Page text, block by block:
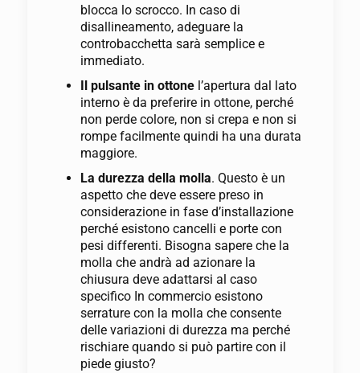
blocca lo scrocco. In caso di
disallineamento, adeguare la
controbacchetta sarà semplice e
immediato.
Il pulsante in ottonel’apertura dal lato
interno è da preferire in ottone, perché
non perde colore, non si crepa e non si
rompe facilmente quindi ha una durata
maggiore.
La durezza della molla. Questo è un
aspetto che deve essere preso in
considerazione in fase d’installazione
perché esistono cancelli e porte con
pesi differenti. Bisogna sapere che la
molla che andrà ad azionare la
chiusura deve adattarsi al caso
specifico In commercio esistono
serrature con la molla che consente
delle variazioni di durezza ma perché
rischiare quando si può partire con il
piede giusto?